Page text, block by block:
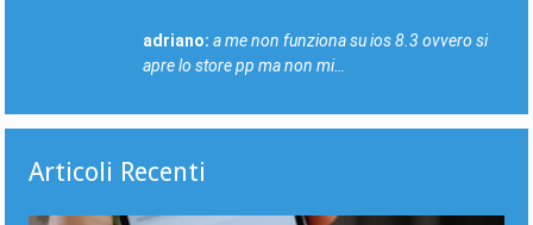
adriano: a me non funziona su ios 8.3 ovvero si
apre lo store pp ma non mi…
Articoli Recenti